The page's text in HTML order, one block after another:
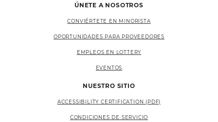
ÚNETE A NOSOTROS
CONVIÉRTETE EN MINORISTA
OPORTUNIDADES PARA PROVEEDORES
EMPLEOS EN LOTTERY
EVENTOS
NUESTRO SITIO
ACCESSIBILITY CERTIFICATION (PDF)
CONDICIONES DE SERVICIO